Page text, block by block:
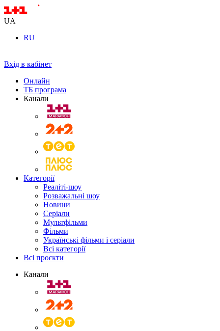
UA
RU
Вхід в кабінет
Онлайн
ТБ програма
Канали
Категорії
Реаліті-шоу
Розважальні шоу
Новини
Серіали
Мультфільми
Фільми
Українські фільми і серіали
Всі категорії
Всі проєкти
Канали